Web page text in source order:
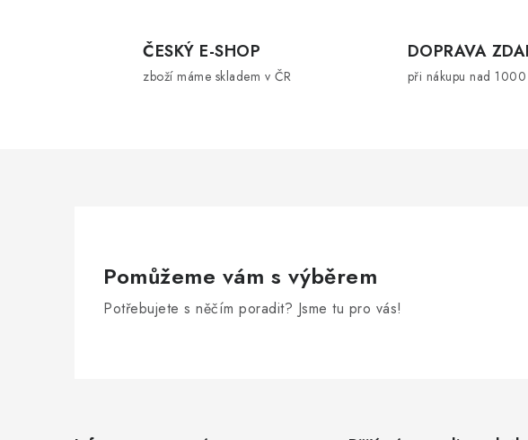
ČESKÝ E-SHOP
zboží máme skladem v ČR
DOPRAVA
při nákupu nad 1000
Pomůžeme vám s výběrem
Potřebujete s něčím poradit? Jsme tu pro vás!